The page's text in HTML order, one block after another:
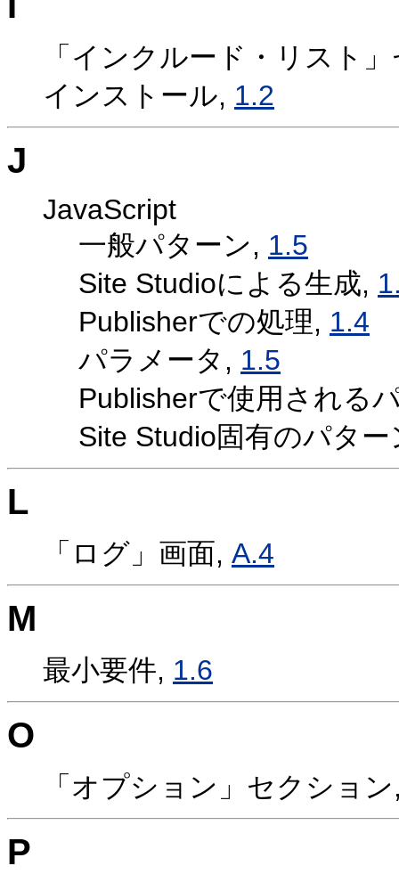
「インクルード・リスト
インストール, 1.2
J
JavaScript
一般パターン, 1.5
Site Studioによる生成,
Publisherでの処理, 1.4
パラメータ, 1.5
Publisherで使用される
Site Studio固有のパタ
L
「ログ」画面, A.4
M
最小要件, 1.6
O
「オプション」セクショ
P